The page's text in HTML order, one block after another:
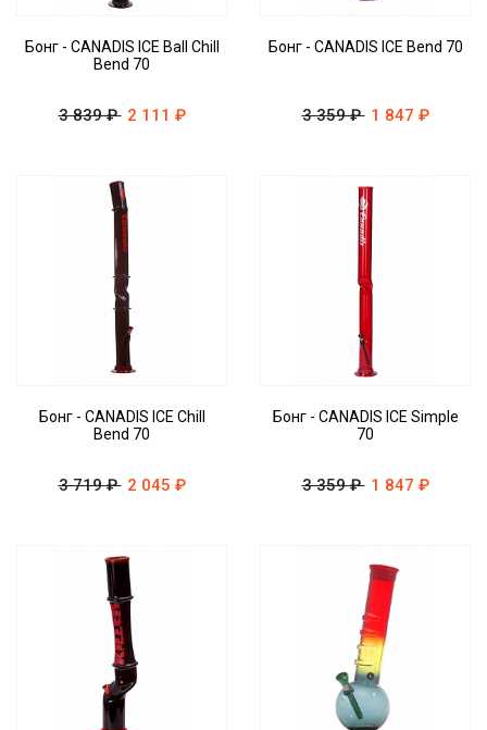
Бонг - CANADIS ICE Ball Chill
Bend 70
3 839 ₽ 2 111 ₽
Бонг - CANADIS ICE Bend 70
3 359 ₽ 1 847 ₽
Бонг - CANADIS ICE Chill
Bend 70
3 719 ₽ 2 045 ₽
Бонг - CANADIS ICE Simple
70
3 359 ₽ 1 847 ₽